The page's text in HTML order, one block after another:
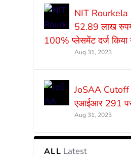
NIT Rourkela
52.89 लाख रुपये
100% प्लेसमेंट दर्ज किया
Aug 31, 2023
JoSAA
एआईआर 291
Aug 31, 2023
ALL Latest